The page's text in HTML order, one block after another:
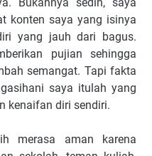
konten saya yang isinya
yang jauh dari bagus.
pujian sehingga
semangat. Tapi fakta
saya itulah yang
kenaifan diri sendiri.
merasa aman karena